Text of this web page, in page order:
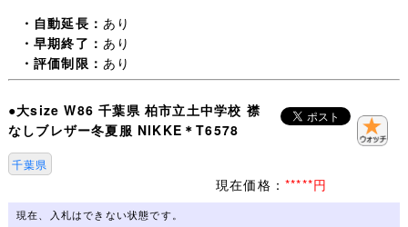
・オークション終了後(休業日を除く)24時間以内のご連絡
(取引開始)、送料連絡後金融機関の3営業日以内のご入金、
ます。
・一週間以内にご落札いただいた品については同梱包いた
します。
ご注意：一緒に発送する品を、すべてご落札いただいてか
らお取引を開始してください。
・自動延長： あり
・早期終了： あり
・評価制限： あり
●大size W86 千葉県 柏市立土中学校 襟
なしブレザー冬夏服 NIKKE＊T6578
千葉県
現在価格： *****円
現在、入札はできない状態です。